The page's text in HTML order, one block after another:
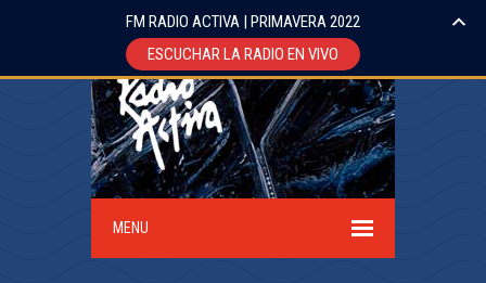
MENU
FM RADIO ACTIVA | PRIMAVERA 2022
ESCUCHAR LA RADIO EN VIVO